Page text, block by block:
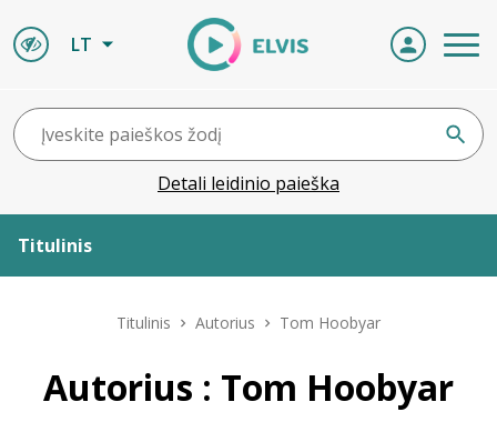
LT
Detali leidinio paieška
Titulinis
Leidiniai
Titulinis Autorius Tom Hoobyar
Autorius : Tom Hoobyar